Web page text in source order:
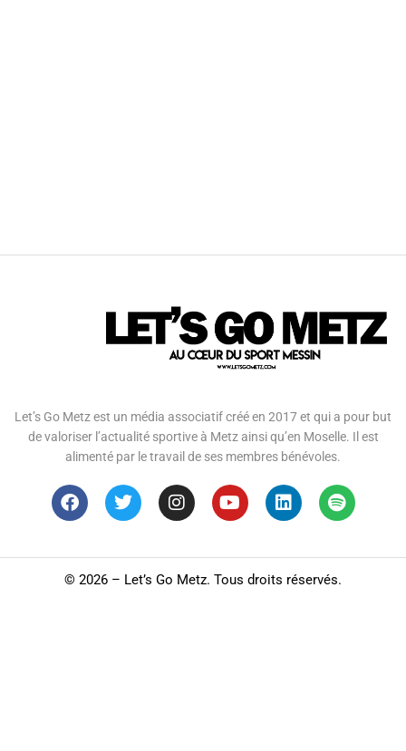
Let’s Go Metz est un média associatif créé en 2017 et qui a pour but
de valoriser l’actualité sportive à Metz ainsi qu’en Moselle. Il est
alimenté par le travail de ses membres bénévoles.
© 2026 – Let’s Go Metz. Tous droits réservés.